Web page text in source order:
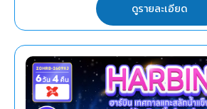
ดูรายละเอียด